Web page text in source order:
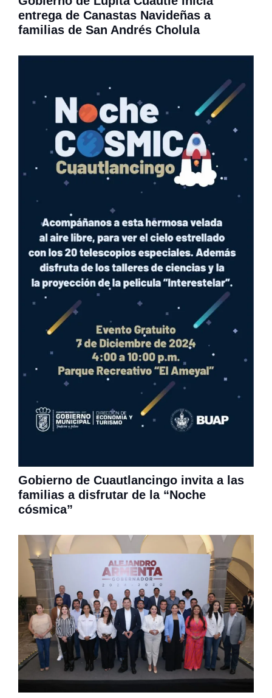
entrega de Canastas Navideñas a
familias de San Andrés Cholula
Gobierno de Cuautlancingo invita a las
familias a disfrutar de la “Noche
cósmica”